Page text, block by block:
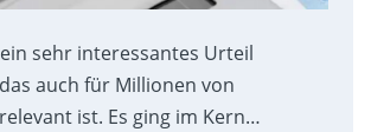
sehr interessantes Urteil
auch für Millionen von
ist. Es ging im Kern…